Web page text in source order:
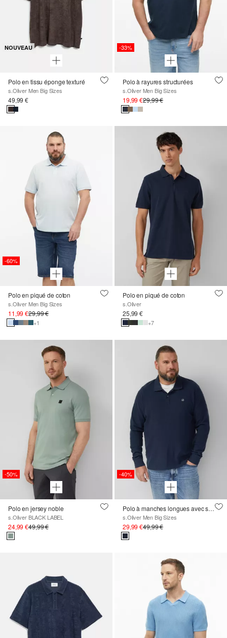
NOUVEAU
Polo en tissu éponge texturé
s.Oliver Men Big Sizes
49,99 €
-33%
Polo à rayures structurées
s.Oliver Men Big Sizes
19,99 €29,99 €
-60%
Polo en piqué de coton
s.Oliver Men Big Sizes
11,99 €29,99 €
+1
Polo en piqué de coton
s.Oliver
25,99 €
+7
-50%
Polo en jersey noble
s.Oliver BLACK LABEL
24,99 €49,99 €
-40%
Polo à manches longues avec structure gaufrée et patch logo
s.Oliver Men Big Sizes
29,99 €49,99 €